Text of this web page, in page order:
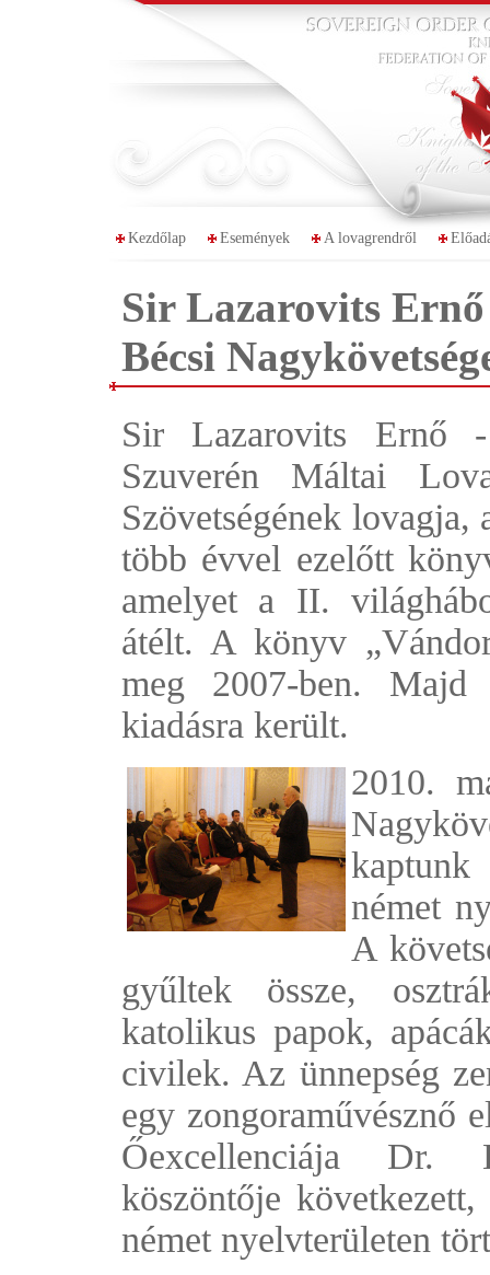
Kezdőlap Események A lovagrendről
Sir Lazarovits
Bécsi
Sir Lazarovits Ernő
Szuverén Máltai
Szövetségének
több évvel ezelőtt
amelyet a II.
átélt. A könyv
meg 2007-ben.
kiadásra került.
2010.
német
A
gyűltek össze,
katolikus papok,
civilek. Az ünnepség
egy zongoraművésznő
Őexcellenciája Dr.
köszöntője
német nyelvterületen